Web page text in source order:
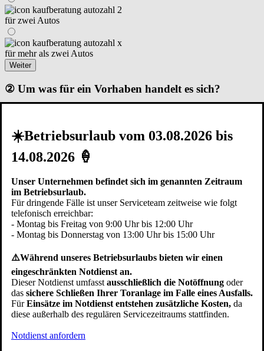
für zwei Autos
für mehr als zwei Autos
Weiter
② Um was für ein Vorhaben handelt es sich?
Renovierung I Modernisierung
Neubau – in der Planungsphase
Zurück Weiter
③ Die Garage ist...
im Haus integriert
neben dem Haus angebaut/freistehend
☀️Betriebsurlaub vom 03.08.2026 bis
14.08.2026 🍦
Unser Unternehmen befindet sich im genannten Zeitraum
im Betriebsurlaub.
Für dringende Fälle ist unser Serviceteam zeitweise wie folgt
telefonisch erreichbar:
- Montag bis Freitag von 9:00 Uhr bis 12:00 Uhr
- Montag bis Donnerstag von 13:00 Uhr bis 15:00 Uhr
⚠️Während unseres Betriebsurlaubs bieten wir einen
eingeschränkten Notdienst an.
Dieser Notdienst umfasstausschließlich die Notöffnung oder
das sichere Schließen Ihrer Toranlage im Falle eines Ausfalls.
FürEinsätze im Notdienst entstehen zusätzliche Kosten, da
diese außerhalb des regulären Servicezeitraums stattfinden.
Notdienst anfordern